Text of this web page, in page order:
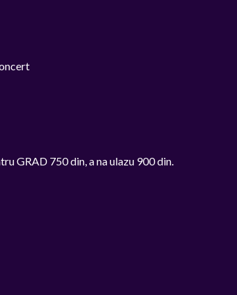
GRAD 750 din, a na ulazu 900 din.